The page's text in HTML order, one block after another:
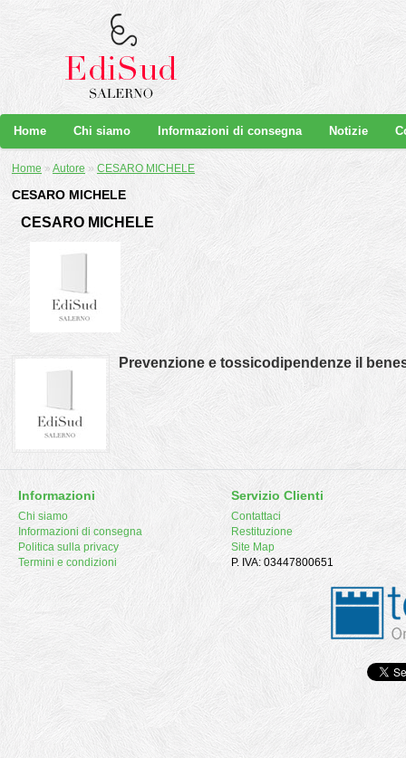
Home Chi siamo Informazioni di consegna Notizie
Home » Autore » CESARO MICHELE
CESARO MICHELE
CESARO MICHELE
Prevenzione e tossicodipendenze il
Informazioni
Chi siamo
Informazioni di consegna
Politica sulla privacy
Termini e condizioni
Servizio Clienti
Contattaci
Restituzione
Site Map
P. IVA: 03447800651